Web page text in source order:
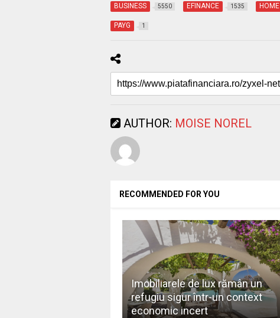
BUSINESS 5550 EFINANCE 1535 HOME
PAYG 1
AUTHOR: MOISE NOREL
RECOMMENDED FOR YOU
Imobiliarele de lux rămân un
refugiu sigur într-un context
economic incert